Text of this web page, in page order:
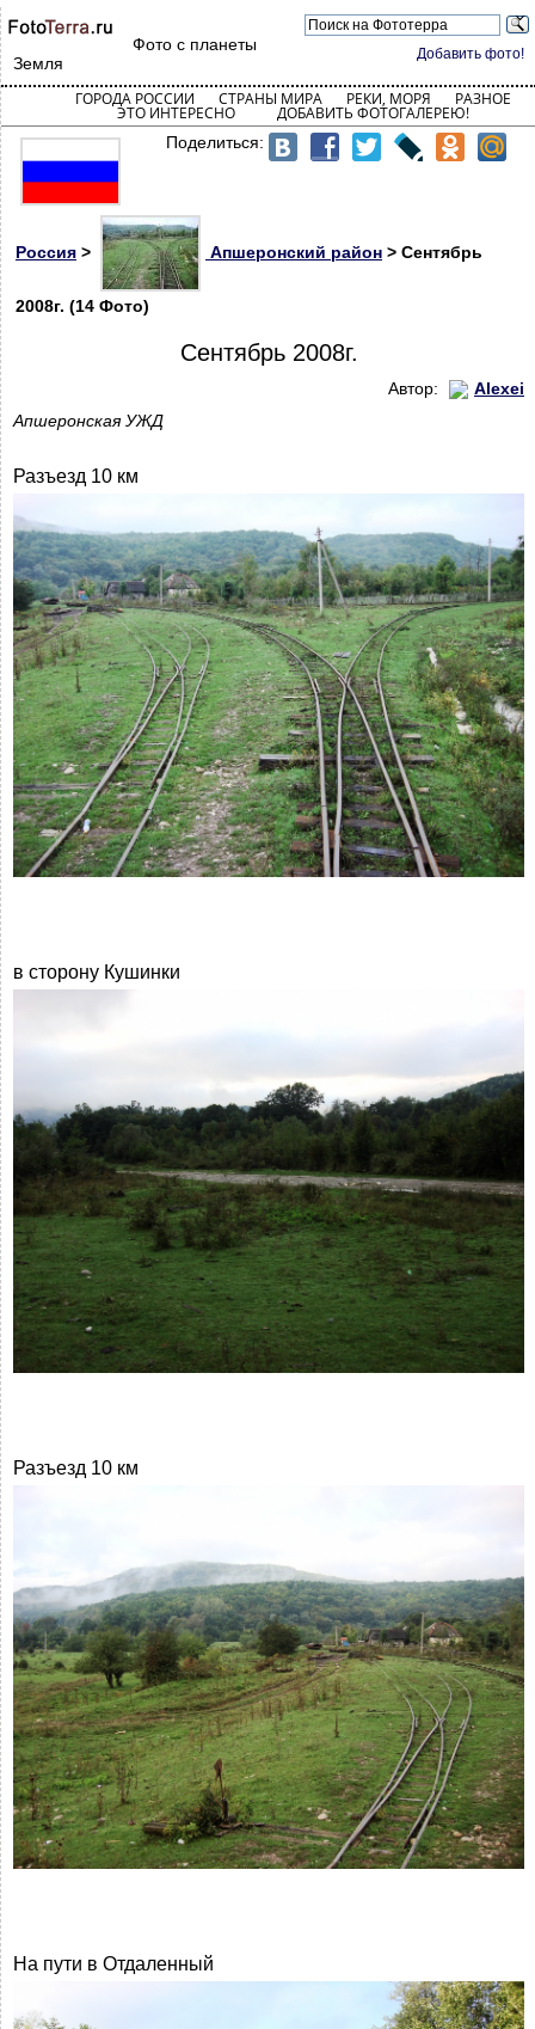
Добавить фото!
Фото с планеты
Земля
ГОРОДА РОССИИ СТРАНЫ МИРА РЕКИ, МОРЯ РАЗНОЕ
ЭТО ИНТЕРЕСНО ДОБАВИТЬ ФОТОГАЛЕРЕЮ!
Поделиться:
Россия > Апшеронский район > Сентябрь
2008г. (14 Фото)
Сентябрь 2008г.
Автор:
Alexei
Апшеронская УЖД
Разъезд 10 км
в сторону Кушинки
Разъезд 10 км
На пути в Отдаленный